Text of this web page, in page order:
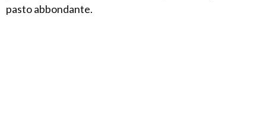
pasto abbondante.